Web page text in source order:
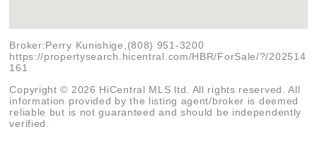
Broker:Perry Kunishige,(808) 951-3200
https://propertysearch.hicentral.com/HBR/ForSale/?/202514
161
Copyright © 2026 HiCentral MLS ltd. All rights reserved. All
information provided by the listing agent/broker is deemed
reliable but is not guaranteed and should be independently
verified.